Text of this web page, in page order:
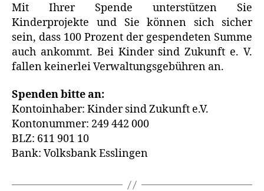
Mit Ihrer Spende unterstützen Sie
Kinderprojekte und Sie können sich sicher
sein, dass 100 Prozent der gespendeten Summe
auch ankommt. Bei Kinder sind Zukunft e. V.
fallen keinerlei Verwaltungsgebühren an.
Spenden bitte an:
Kontoinhaber: Kinder sind Zukunft e.V.
Kontonummer: 249 442 000
BLZ: 611 901 10
Bank: Volksbank Esslingen